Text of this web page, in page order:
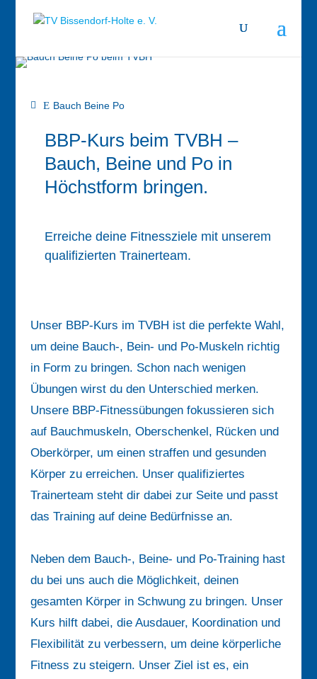
 Bauch Beine Po
BBP-Kurs beim TVBH –
Bauch, Beine und Po in
Höchstform bringen.
Erreiche deine Fitnessziele mit unserem
qualifizierten Trainerteam.
Unser BBP-Kurs im TVBH ist die perfekte Wahl,
um deine Bauch-, Bein- und Po-Muskeln richtig
in Form zu bringen. Schon nach wenigen
Übungen wirst du den Unterschied merken.
Unsere BBP-Fitnessübungen fokussieren sich
auf Bauchmuskeln, Oberschenkel, Rücken und
Oberkörper, um einen straffen und gesunden
Körper zu erreichen. Unser qualifiziertes
Trainerteam steht dir dabei zur Seite und passt
das Training auf deine Bedürfnisse an.
Neben dem Bauch-, Beine- und Po-Training hast
du bei uns auch die Möglichkeit, deinen
gesamten Körper in Schwung zu bringen. Unser
Kurs hilft dabei, die Ausdauer, Koordination und
Flexibilität zu verbessern, um deine körperliche
Fitness zu steigern. Unser Ziel ist es, ein